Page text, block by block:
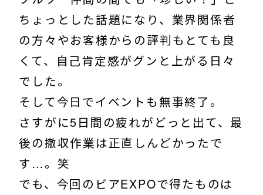
ちょっとした話題になり、業界関係者
の方々やお客様からの評判もとても良
くて、自己肯定感がグンと上がる日々
でした。
そして今日でイベントも無事終了。
さすがに5日間の疲れがどっと出て、最
後の撤収作業は正直しんどかったで
す…。笑
でも、今回のビアEXPOで得たものは